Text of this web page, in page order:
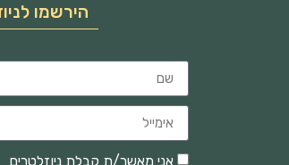
הירשמו
אני מאשר/ת קבלת ניוזלטרים